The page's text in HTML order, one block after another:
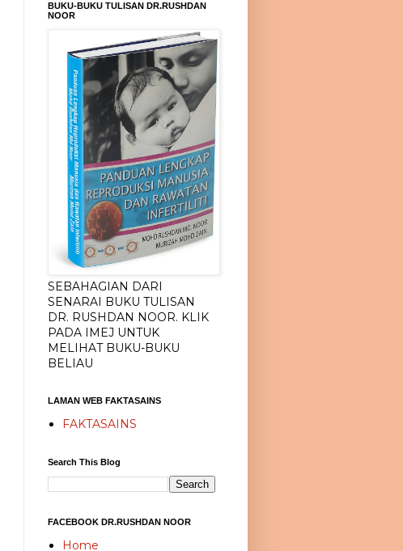
BUKU-BUKU TULISAN DR.RUSHDAN
NOOR
SEBAHAGIAN DARI
SENARAI BUKU TULISAN
DR. RUSHDAN NOOR. KLIK
PADA IMEJ UNTUK
MELIHAT BUKU-BUKU
BELIAU
LAMAN WEB FAKTASAINS
FAKTASAINS
Search This Blog
FACEBOOK DR.RUSHDAN NOOR
Home